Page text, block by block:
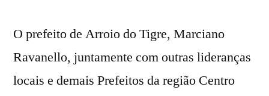
O prefeito de Arroio do Tigre, Marciano
Ravanello, juntamente com outras lideranças
locais e demais Prefeitos da região Centro